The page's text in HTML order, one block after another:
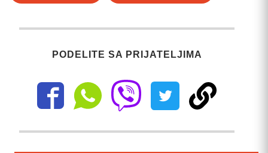
PODELITE SA PRIJATELJIMA